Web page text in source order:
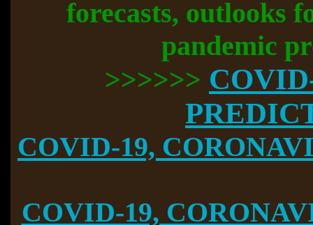
forecasts, outlooks
pandemic
>>>>>>
COVID-19,
COVID-19,